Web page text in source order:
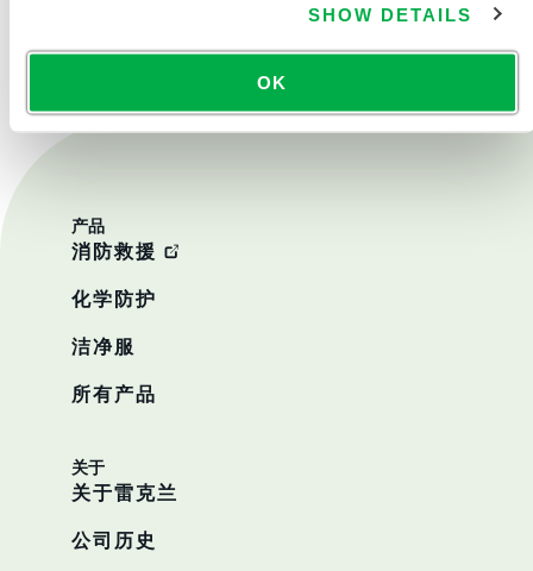
SHOW DETAILS
OK
联系我们
产品
消防救援
化学防护
洁净服
所有产品
关于
关于雷克兰
公司历史